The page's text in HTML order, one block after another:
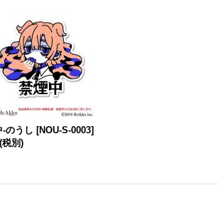
-のうし [NOU-S-0003]
(税別)